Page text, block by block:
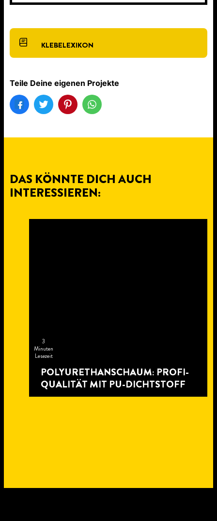
KLEBELEXIKON
Teile Deine eigenen Projekte
DAS KÖNNTE DICH AUCH
INTERESSIEREN:
3
Minuten
Lesezeit
POLYURETHANSCHAUM: PROFI-
QUALITÄT MIT PU-DICHTSTOFF